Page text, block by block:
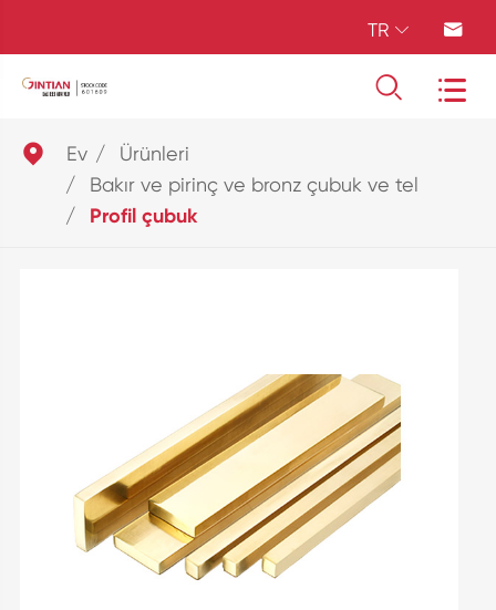
TR  
 
 Ev
Ürünleri
Bakır ve pirinç ve bronz çubuk ve tel
Profil çubuk